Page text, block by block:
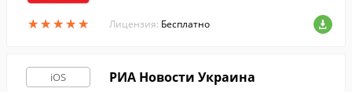
★★★★★
★★★★★ Лицензия: Бесплатно
iOS РИА Новости Украина